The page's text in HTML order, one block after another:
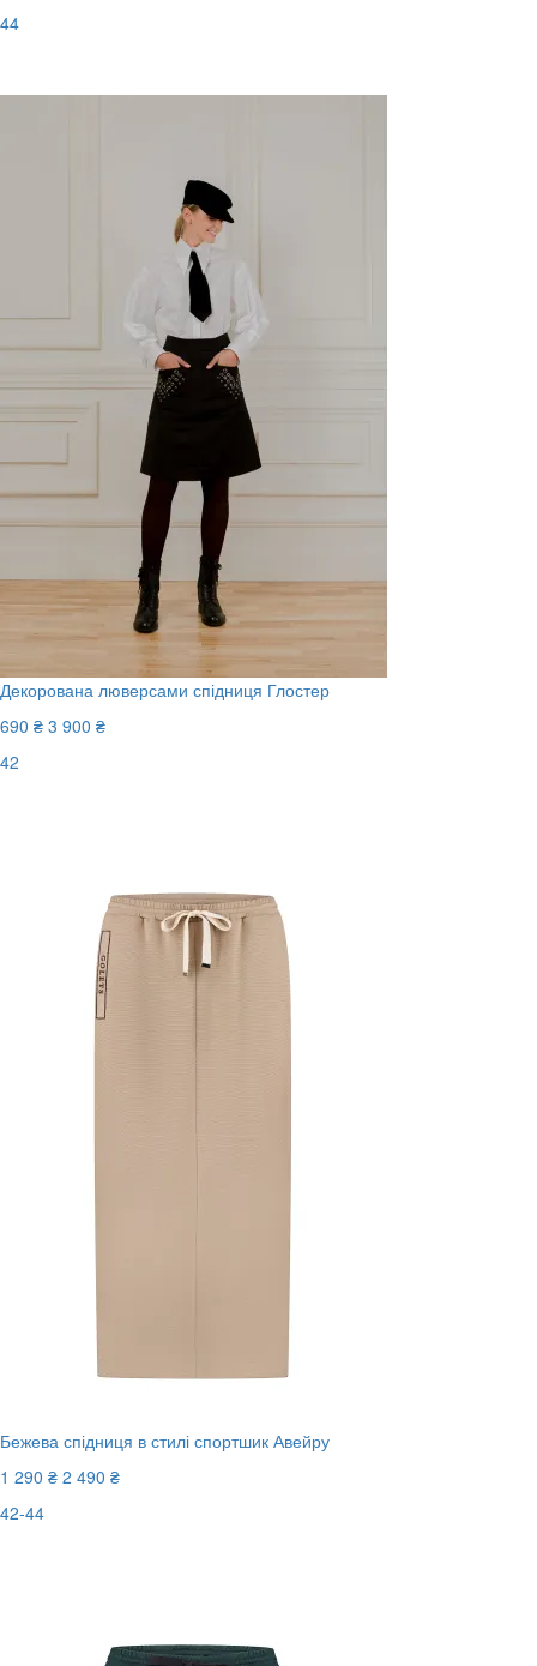
44
Декорована люверсами спідниця Глостер
690 ₴ 3 900 ₴
42
Бежева спідниця в стилі спортшик Авейру
1 290 ₴ 2 490 ₴
42-44